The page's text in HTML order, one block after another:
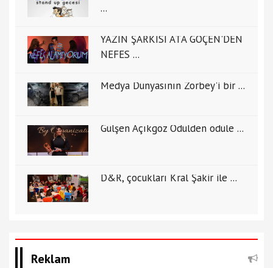
...
YAZIN ŞARKISI ATA GÖÇEN'DEN
NEFES ...
Medya Dünyasının Zorbey'i bir ...
Gülşen Açıkgöz Ödülden ödüle ...
D&R, çocukları Kral Şakir ile ...
Reklam